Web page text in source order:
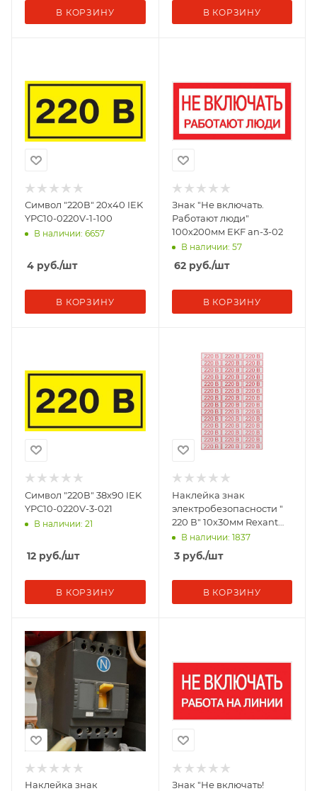
В КОРЗИНУ В КОРЗИНУ
Символ "220В" 20х40 IEK
YPC10-0220V-1-100
В наличии: 6657
4 руб./шт
В КОРЗИНУ
Знак "Не включать.
Работают люди"
100х200мм EKF an-3-02
В наличии: 57
62руб./шт
В КОРЗИНУ
Символ "220В" 38х90 IEK
YPC10-0220V-3-021
В наличии: 21
12 руб./шт
В КОРЗИНУ
Наклейка знак
электробезопасности "
220 В" 10х30мм Rexant
56-0007
В наличии: 1837
3руб./шт
В КОРЗИНУ
Наклейка знак
Знак "Не включать!